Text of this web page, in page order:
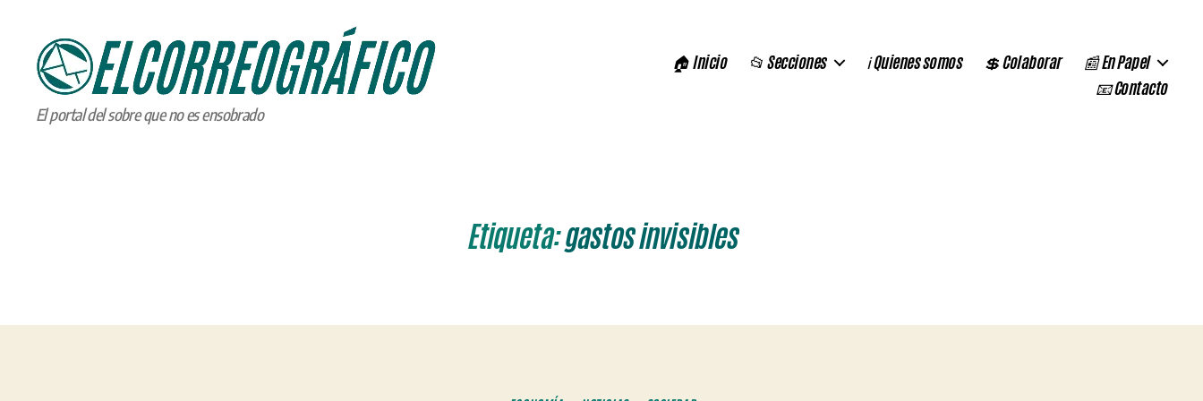
ELCORREOGRÁFICO
El portal del sobre que no es ensobrado
🏠 Inicio 📂 Secciones ℹ️ Quienes somos 💲 Colaborar
📰 En Papel
📧 Contacto
Etiqueta:gastos invisibles
Categorías